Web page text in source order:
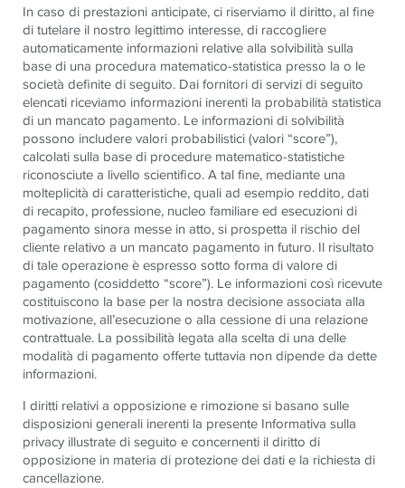
In caso di prestazioni anticipate, ci riserviamo il diritto, al fine
di tutelare il nostro legittimo interesse, di raccogliere
automaticamente informazioni relative alla solvibilità sulla
base di una procedura matematico-statistica presso la o le
società definite di seguito. Dai fornitori di servizi di seguito
elencati riceviamo informazioni inerenti la probabilità statistica
di un mancato pagamento. Le informazioni di solvibilità
possono includere valori probabilistici (valori “score”),
calcolati sulla base di procedure matematico-statistiche
riconosciute a livello scientifico. A tal fine, mediante una
molteplicità di caratteristiche, quali ad esempio reddito, dati
di recapito, professione, nucleo familiare ed esecuzioni di
pagamento sinora messe in atto, si prospetta il rischio del
cliente relativo a un mancato pagamento in futuro. Il risultato
di tale operazione è espresso sotto forma di valore di
pagamento (cosiddetto “score”). Le informazioni così ricevute
costituiscono la base per la nostra decisione associata alla
motivazione, all’esecuzione o alla cessione di una relazione
contrattuale. La possibilità legata alla scelta di una delle
modalità di pagamento offerte tuttavia non dipende da dette
informazioni.
I diritti relativi a opposizione e rimozione si basano sulle
disposizioni generali inerenti la presente Informativa sulla
privacy illustrate di seguito e concernenti il diritto di
opposizione in materia di protezione dei dati e la richiesta di
cancellazione.